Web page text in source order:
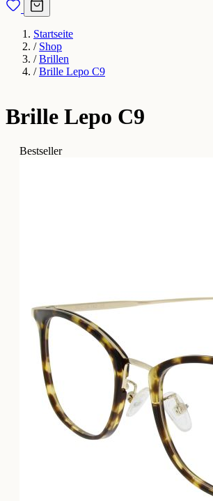
Startseite
/ Shop
/ Brillen
/ Brille Lepo C9
Brille Lepo C9
Bestseller